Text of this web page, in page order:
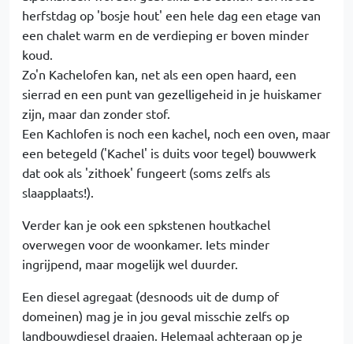
herfstdag op 'bosje hout' een hele dag een etage van
een chalet warm en de verdieping er boven minder
koud.
Zo'n Kachelofen kan, net als een open haard, een
sierrad en een punt van gezelligeheid in je huiskamer
zijn, maar dan zonder stof.
Een Kachlofen is noch een kachel, noch een oven, maar
een betegeld ('Kachel' is duits voor tegel) bouwwerk
dat ook als 'zithoek' fungeert (soms zelfs als
slaapplaats!).
Verder kan je ook een spkstenen houtkachel
overwegen voor de woonkamer. Iets minder
ingrijpend, maar mogelijk wel duurder.
Een diesel agregaat (desnoods uit de dump of
domeinen) mag je in jou geval misschie zelfs op
landbouwdiesel draaien. Helemaal achteraan op je